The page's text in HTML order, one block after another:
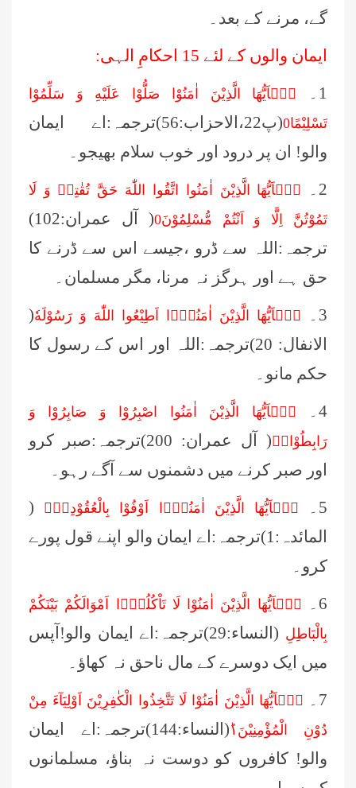
گے، مرنے کے بعد۔
ایمان والوں کے لئے 15 احکامِ الہی:
1۔
يٰۤاَيُّهَا الَّذِيْنَ اٰمَنُوْا صَلُّوْا عَلَيْهِ وَ سَلِّمُوْا
تَسْلِيْمًا0
(پ22،الاحزاب:56)ترجمہ:اے ایمان
والو! ان پر درود اور خوب سلام بھیجو۔
2۔
يٰۤاَيُّهَا الَّذِيْنَ اٰمَنُوا اتَّقُوا اللّٰهَ حَقَّ تُقٰتِهٖ وَ لَا
تَمُوْتُنَّ اِلَّا وَ اَنْتُمْ مُّسْلِمُوْنَ0
( آل عمران:102)
ترجمہ:اللہ سے ڈرو ،جیسے اس سے ڈرنے کا
حق ہے اور ہرگز نہ مرنا، مگر مسلمان۔
3۔
يٰۤاَيُّهَا الَّذِيْنَ اٰمَنُوْۤا اَطِيْعُوا اللّٰهَ وَ رَسُوْلَهٗ(
الانفال: 20)ترجمہ:اللہ اور اس کے رسول کا
حکم مانو۔
4۔
يٰۤاَيُّهَا الَّذِيْنَ اٰمَنُوا اصْبِرُوْا وَ صَابِرُوْا وَ
رَابِطُوْا١۫
( آل عمران: 200)ترجمہ:صبر کرو
اور صبر کرنے میں دشمنوں سے آگے رہو۔
5۔
يٰۤاَيُّهَا الَّذِيْنَ اٰمَنُوْۤا اَوْفُوْا بِالْعُقُوْدِ١ؕ۬
(
المائدہ:1)ترجمہ:اے ایمان والو اپنے قول پورے
کرو۔
6۔
يٰۤاَيُّهَا الَّذِيْنَ اٰمَنُوْا لَا تَاْكُلُوْۤا اَمْوَالَكُمْ بَيْنَكُمْ
بِالْبَاطِلِ
(النساء:29)ترجمہ:اے ایمان والو!آپس
میں ایک دوسرے کے مال ناحق نہ کھاؤ۔
7۔
يٰۤاَيُّهَا الَّذِيْنَ اٰمَنُوْا لَا تَتَّخِذُوا الْكٰفِرِيْنَ اَوْلِيَآءَ مِنْ
دُوْنِ الْمُؤْمِنِيْنَ١ؕ
(النساء:144)ترجمہ:اے ایمان
والو! کافروں کو دوست نہ بناؤ، مسلمانوں